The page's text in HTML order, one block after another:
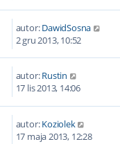
autor:DawidSosna
2 gru 2013, 10:52
autor:Rustin
17 lis 2013, 14:06
autor:Koziolek
17 maja 2013, 12:28